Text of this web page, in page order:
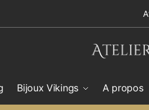
Bijoux Vikings A propos